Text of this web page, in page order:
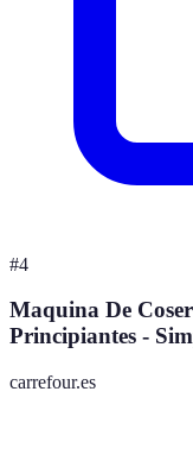
#4
Maquina De
Principiantes -
carrefour.es